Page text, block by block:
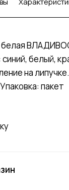
белая
белый,
на
пакет